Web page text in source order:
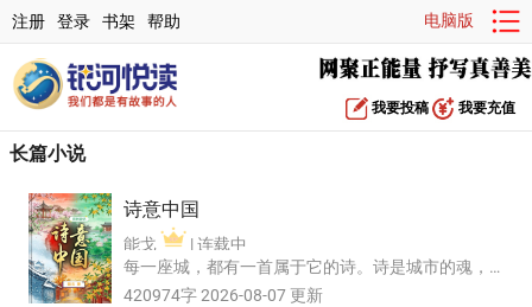
注册 登录 书架 帮助 电脑版
我要投稿 我要充值
长篇小说
诗意中国
能戈
| 连载中
每一座城，都有一首属于它的诗。诗是城市的魂，
城是诗的根。 中国人对城市的浪漫，不是冰冷的经
420974字 2026-08-07 更新